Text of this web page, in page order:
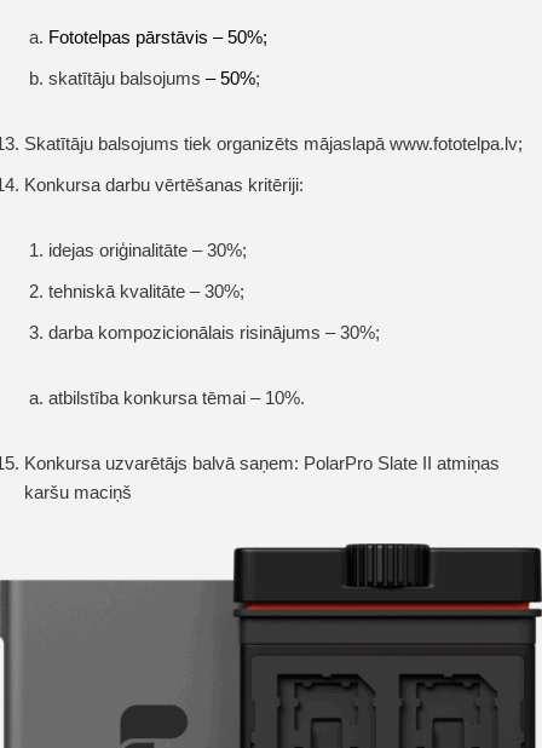
Fototelpas pārstāvis – 50%;
skatītāju balsojums – 50%;
Skatītāju balsojums tiek organizēts mājaslapā www.fototelpa.lv;
Konkursa darbu vērtēšanas kritēriji:
idejas oriģinalitāte – 30%;
tehniskā kvalitāte – 30%;
darba kompozicionālais risinājums – 30%;
atbilstība konkursa tēmai – 10%.
Konkursa uzvarētājs balvā saņem: PolarPro Slate II atmiņas
karšu maciņš